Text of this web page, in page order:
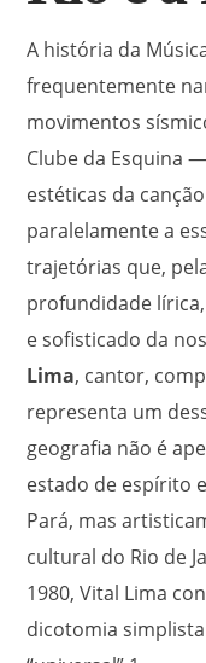
A história da
frequentemente
movimentos
Clube da Esquina
estéticas da
paralelamente a
trajetórias que,
profundidade
e sofisticado da
Lima, cantor,
representa um
geografia não é
estado de espírito
Pará, mas
cultural do Rio de
1980, Vital Lima
dicotomia